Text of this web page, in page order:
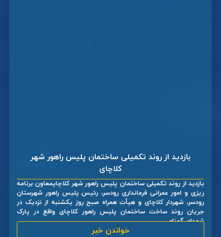
بازدید از روند تکمیلی ساختمان پلیس راهور شهر
کلاچای
بازدید از روند تکمیلی ساختمان پلیس راهور شهر کلاچایمعاون برنامه
ریزی و امور عمرانی فرمانداری رودسر، رئیس پلیس راهور شهرستان
رودسر، شهردار کلاچای و هیأت همراه صبح روز یکشنبه از نزدیک در
جریان روند ساخت ساختمان پلیس راهور کلاچای واقع در پارک
شهدای گمنام ...
خواندن خبر